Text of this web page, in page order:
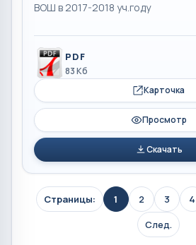
ВОШ в 2017-2018 уч.году
PDF
83 Кб
Карточка
Просмотр
Скачать
Страницы: 1 2 3 4
След.